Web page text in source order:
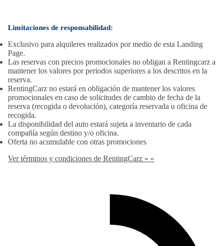
Limitaciones de responsabilidad:
Exclusivo para alquileres realizados por medio de esta Landing
Page.
Las reservas con precios promocionales no obligan a Rentingcarz a
mantener los valores por periodos superiores a los descritos en la
reserva.
RentingCarz no estará en obligación de mantener los valores
promocionales en caso de solicitudes de cambio de fecha de la
reserva (recogida o devolución), categoría reservada u oficina de
recogida.
La disponibilidad del auto estará sujeta a inventario de cada
compañía según destino y/o oficina.
Oferta no acumulable con otras promociones
Ver términos y condiciones de RentingCarz » »